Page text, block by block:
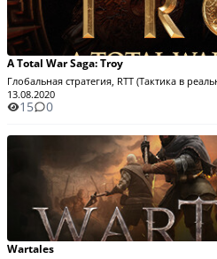
A Total War Saga: Troy
Глобальная стратегия, RTT (Тактика в
13.08.2020
15 0
Wartales